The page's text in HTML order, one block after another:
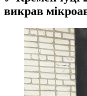
викрав